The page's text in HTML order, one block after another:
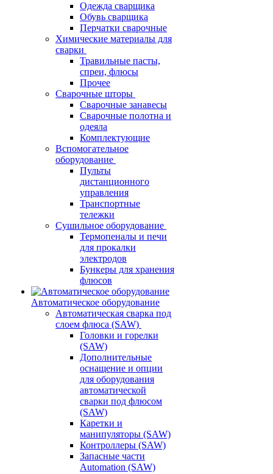
Одежда сварщика
Обувь сварщика
Перчатки сварочные
Химические материалы для
сварки
Травильные пасты,
спреи, флюсы
Прочее
Сварочные шторы
Сварочные занавесы
Сварочные полотна и
одеяла
Комплектующие
Вспомогательное
оборудование
Пульты
дистанционного
управления
Транспортные
тележки
Сушильное оборудование
Термопеналы и печи
для прокалки
электродов
Бункеры для хранения
флюсов
Автоматическое оборудование
Автоматическая сварка под
слоем флюса (SAW)
Головки и горелки
(SAW)
Дополнительные
оснащение и опции
для оборудования
автоматической
сварки под флюсом
(SAW)
Каретки и
манипуляторы (SAW)
Контроллеры (SAW)
Запасные части
Automation (SAW)